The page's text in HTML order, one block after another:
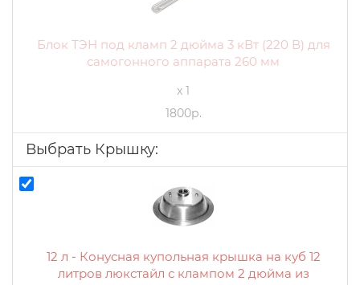
Блок ТЭН под кламп 2 дюйма 3 кВт (220 В) для
самогонного аппарата 260 мм
x 1
1800р.
Выбрать Крышку:
12 л - Конусная купольная крышка на куб 12
литров люкстайл с клампом 2 дюйма из